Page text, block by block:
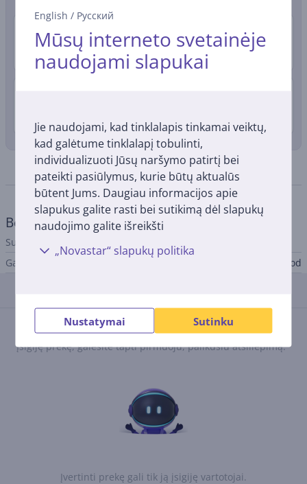
English / Русский
Mūsų interneto svetainėje
naudojami slapukai
Jie naudojami, kad tinklalapis tinkamai veiktų,
kad galėtume tinklalapį tobulinti,
individualizuoti Jūsų naršymo patirtį bei
pateikti pasiūlymus, kurie būtų aktualūs
būtent Jums. Daugiau informacijos apie
slapukus galite rasti bei sutikimą dėl slapukų
naudojimo galite išreikšti
„Novastar“ slapukų politika
Nustatymai Sutinku
Pristatymas į paštomatą
Rugpjūčio 12 - 14
2.99 €
Specifikacija
Bendri parametrai
Suderinama su
Gamintojas
Kenwood
Įvertinti prekę gali tik ją įsigiję vartotojai.
Atsiliepimų nėra.
Įsigiję prekę, galėsite tapti pirmuoju, palikusiu atsiliepimą.